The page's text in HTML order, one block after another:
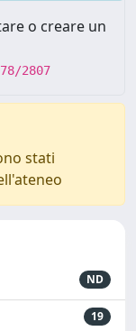
o creare un
2807
stati
ND
19